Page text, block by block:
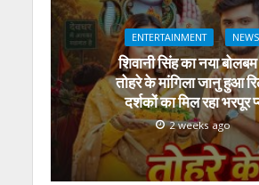
ENTERTAINMENT NEWS
शिवानी सिंह का नया
तोहरे के मांगिला जानु हुआ
दर्शकों का मिल रहा भरपूर
2 weeks ago